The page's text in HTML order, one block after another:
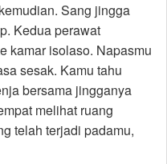
Sang jingga
Kedua perawat
kamar isolaso. Napasmu
sesak. Kamu tahu
bersama jingganya
melihat ruang
telah terjadi padamu,